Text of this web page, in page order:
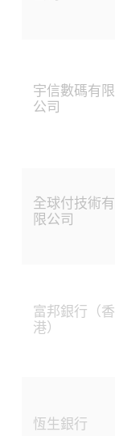
宇信數碼有限
公司
全球付技術有
限公司
富邦銀行（香
港）
恆生銀行